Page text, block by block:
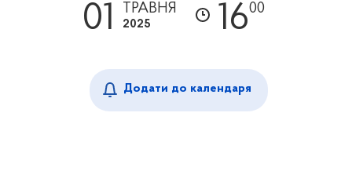
01 ТРАВНЯ
2025 1600
Додати до календаря